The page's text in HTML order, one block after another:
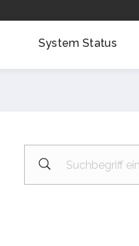
System Status